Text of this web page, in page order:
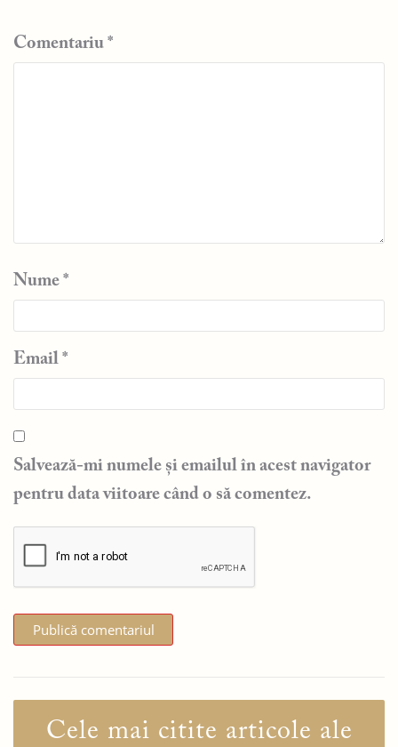
Comentariu *
Nume *
Email *
Salvează-mi numele și emailul în acest navigator
pentru data viitoare când o să comentez.
Cele mai citite articole ale